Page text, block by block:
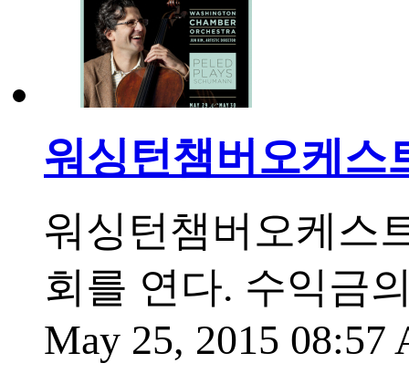
워싱턴챔버오케스
워싱턴챔버오케스
회를 연다. 수익금
May 25, 2015 08:57